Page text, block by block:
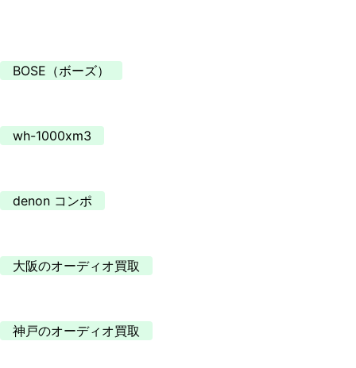
BOSE（ボーズ）
wh-1000xm3
denon コンポ
大阪のオーディオ買取
神戸のオーディオ買取